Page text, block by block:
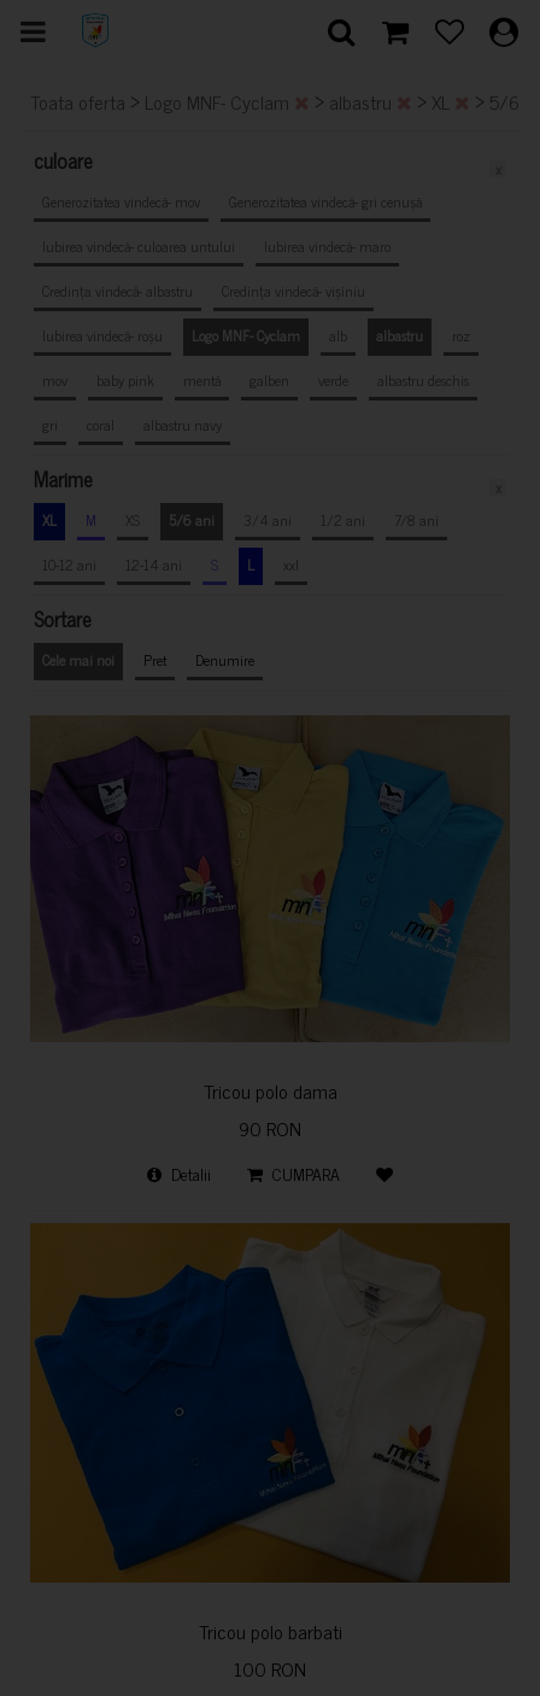
Toata oferta > Logo MNF- Cyclam > albastru > XL > 5/6
culoare
Generozitatea vindecă- mov
Generozitatea vindecă- gri cenușă
Iubirea vindecă- culoarea untului
Iubirea vindecă- maro
Credința vindecă- albastru
Credința vindecă- vișiniu
Iubirea vindecă- roșu
Logo MNF- Cyclam alb albastru
roz
mov
baby pink mentă galben verde
albastru deschis
gri
coral albastru navy
Marime
XL M XS 5/6 ani 3/4 ani 1/2 ani
7/8 ani
10-12 ani
12-14 ani S L xxl
Sortare
Cele mai noi Pret Denumire
Tricou polo dama
90 RON
Detalii CUMPARA
Tricou polo barbati
100 RON